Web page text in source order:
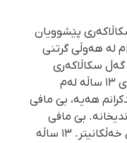
پێشوویان
لە هەوڵی گرتنی
گەڵ سکاڵاکەری
نوێدان، کەچی من هێشتا لێرەم. نزیکەی ١٣ ساڵە لەم
٣٠ ساڵ بەندکرانم هەیە، بێ مافی
بێ مافی
قسەکردن، نووسین و دانیشتن لە گەڵ خەڵکانیتر. ١٣ ساڵە